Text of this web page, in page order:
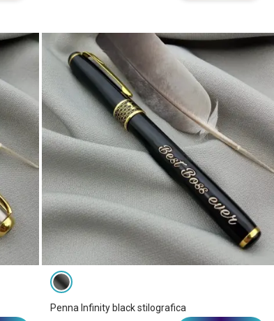
Penna Infinity black stilografica